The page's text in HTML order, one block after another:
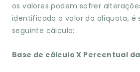
os valores podem sofrer
identificado o valor da alíquota, é
seguinte cálculo:
Base de cálculo X Percentual